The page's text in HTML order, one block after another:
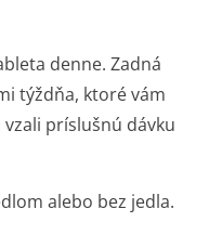
denne. Zadná
týždňa, ktoré vám
príslušnú dávku
alebo bez jedla.